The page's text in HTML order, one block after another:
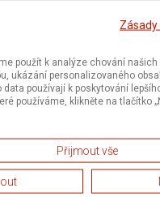
Zásady
použít k analýze chování našich
ukázání personalizovaného
data používají k poskytování
používáme, klikněte na tlačítko
Přijmout vše